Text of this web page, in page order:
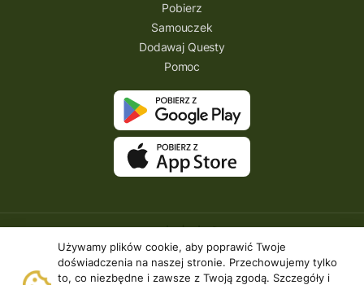
Używamy plików cookie, aby poprawić Twoje
doświadczenia na naszej stronie. Przechowujemy tylko
to, co niezbędne i zawsze z Twoją zgodą. Szczegóły i
Pobierz
Samouczek
Dodawaj Questy
Pomoc